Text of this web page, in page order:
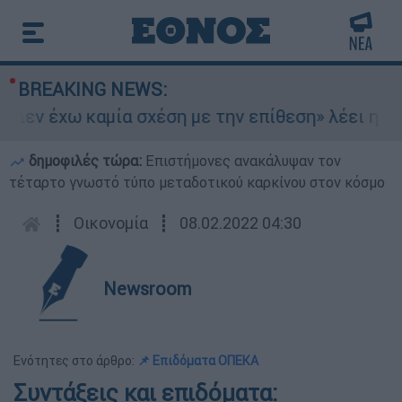
BREAKING NEWS:
έχω καμία σχέση με την επίθεση» λέει η
δημοφιλές τώρα: Επιστήμονες ανακάλυψαν τον
τέταρτο γνωστό τύπο μεταδοτικού καρκίνου στον κόσμο
┋ Οικονομία ┋ 08.02.2022 04:30
Newsroom
Ενότητες στο άρθρο: 📌 Επιδόματα ΟΠΕΚΑ
Συντάξεις και επιδόματα: